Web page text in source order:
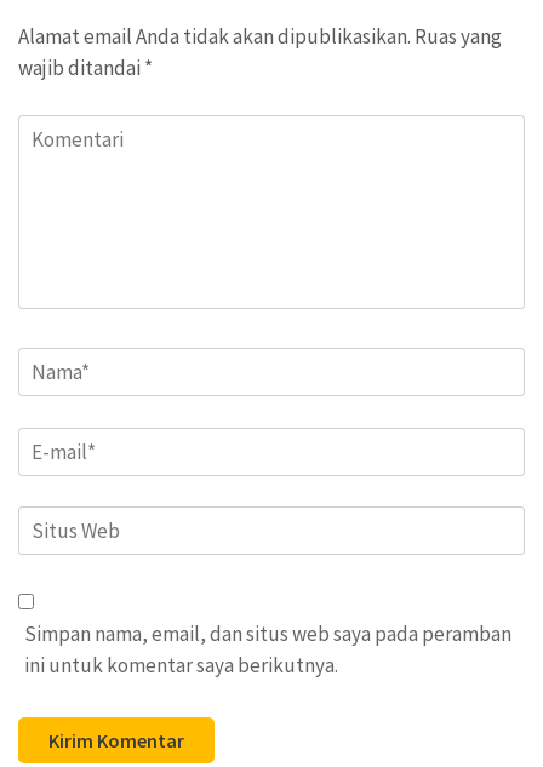
Alamat email Anda tidak akan dipublikasikan. Ruas yang
wajib ditandai *
Komentari
Name*
Email*
Situs
Web
Simpan nama, email, dan situs web saya pada peramban
ini untuk komentar saya berikutnya.